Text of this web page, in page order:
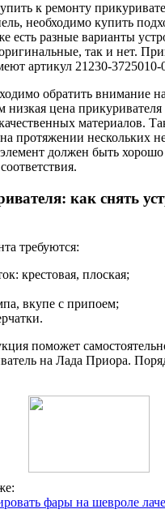
к ремонту
необходимо купить
есть разные варианты
так и нет.
артикул 21230-3725010-
обратить внимание
низкая цена прикуривателя
материалов.
протяжении нескольких
должен быть хорошо
как снять
требуются:
крестовая, плоская;
вкупе с припоем;
поможет
на Лада Приора.
фары на шевроле